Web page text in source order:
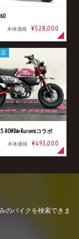
本体価格 ¥528,000
HONDA×Kuromiコラボ
本体価格 ¥493,000
のバイクを検索できま